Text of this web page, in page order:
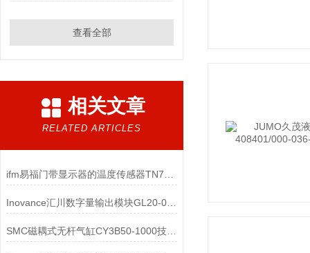
查看全部
相关文章
RELATED ARTICLES
Inovance汇川数字量输出模块GL20-0016ETP技术参数
SMC磁耦式无杆气缸CY3B50-1000技术参数